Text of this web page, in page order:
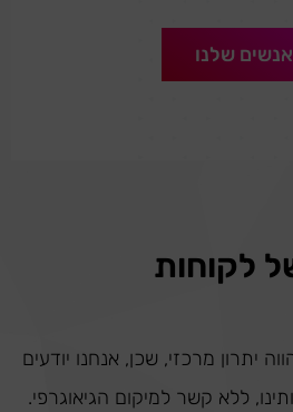
שלנו
לקוחות
יתרון מרכזי, שכן, אנחנו יודעים
ללא קשר למיקום הגיאוגרפי.